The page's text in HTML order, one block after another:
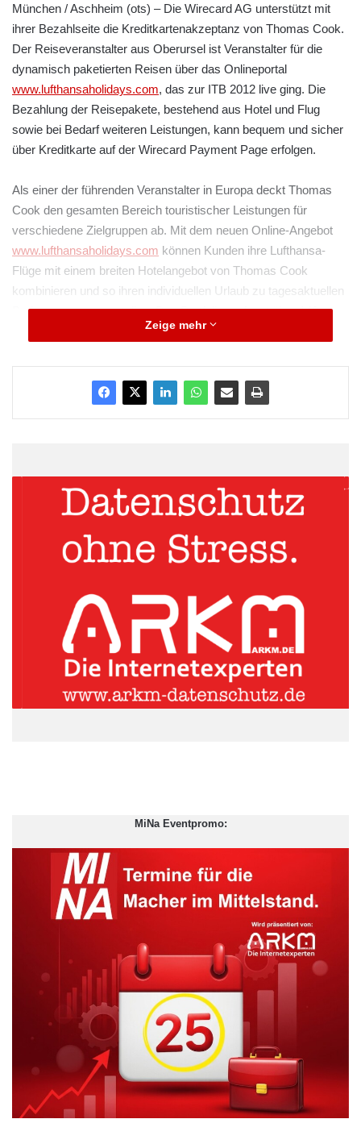
München / Aschheim (ots) – Die Wirecard AG unterstützt mit
ihrer Bezahlseite die Kreditkartenakzeptanz von Thomas Cook.
Der Reiseveranstalter aus Oberursel ist Veranstalter für die
dynamisch paketierten Reisen über das Onlineportal
www.lufthansaholidays.com, das zur ITB 2012 live ging. Die
Bezahlung der Reisepakete, bestehend aus Hotel und Flug
sowie bei Bedarf weiteren Leistungen, kann bequem und sicher
über Kreditkarte auf der Wirecard Payment Page erfolgen.
Als einer der führenden Veranstalter in Europa deckt Thomas
Cook den gesamten Bereich touristischer Leistungen für
verschiedene Zielgruppen ab. Mit dem neuen Online-Angebot
www.lufthansaholidays.com können Kunden ihre Lufthansa-
Flüge mit einem breiten Hotelangebot von Thomas Cook
kombinieren und so ihren individuellen Urlaub zu tagesaktuellen
Preisen zusammenstellen. Das Portfolio umfasst über 140
Flughäfen und rund 8.000 Hotels in 1.000 attraktiven
Sobald der Kunde seine Reise aufwww.lufthansaholidays.com
virtuelle Terminal von Wirecard ein. Die automatisierten
Prozesse des Zahlungsspezialisten ermöglichen eine
reibungslose Abwicklung der erforderlichen Kreditkarten-
Anzahlung sowie der notwendigen Restzahlung.
Jan Rübel, Head of Sales Travel Transportation bei Wirecard
betont: „Wir bieten Kunden mit unserer Finanzplattform eine
skalierbare Softwarelösung, die nahtlos in bereits bestehende
Systeme integriert werden kann und maximale Sicherheit
gewährleistet. Dass sich Thomas Cook für uns als Dienstleister
entschieden hat, zeigt, dass wir mit unserem Angebot
passgenau die Bedürfnisse der Veranstalter treffen.“
Die Wirecard AG bietet für die Reiseindustrie zahlreiche
branchen- und kundenspezifisch abgestimmte Zahlungs- und
Zeige mehr
MiNa Eventpromo: